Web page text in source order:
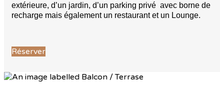
extérieure, d’un jardin, d’un parking privé avec borne de
recharge mais également un restaurant et un Lounge.
Réserver